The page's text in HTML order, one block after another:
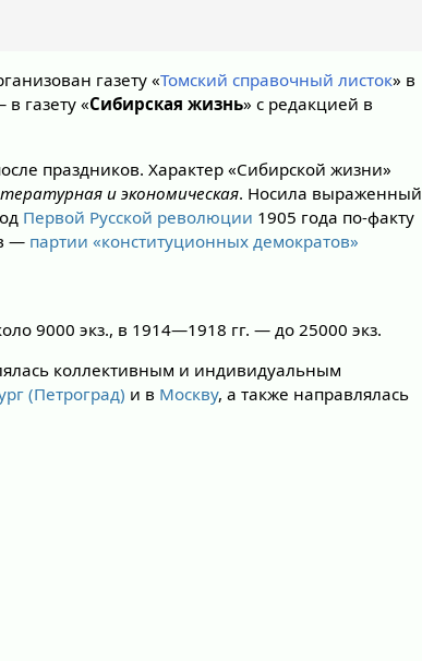
газету «Томский справочный листок» в
газету «Сибирская жизнь» с редакцией в
праздников. Характер «Сибирской жизни»
и экономическая. Носила выраженный
Первой Русской революции 1905 года по-факту
— партии «конституционных демократов»
9000 экз., в 1914—1918 гг. — до 25000 экз.
коллективным и индивидуальным
(Петроград) и в Москву, а также направлялась